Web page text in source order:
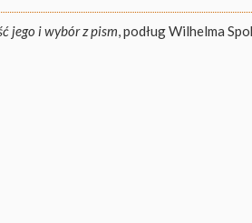
jego i wybór z pism, podług Wilhelma